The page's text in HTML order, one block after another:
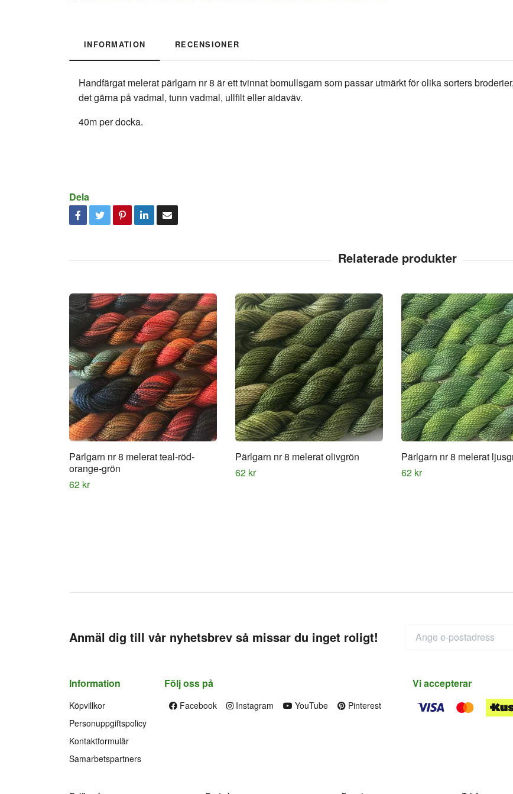
INFORMATION RECENSIONER
Handfärgat melerat pärlgarn nr 8 är ett tvinnat bomullsgarn som passar utmärkt för olika sorters
det gärna på vadmal, tunn vadmal, ullfilt eller aidaväv.
40m per docka.
Dela
Pärlgarn nr 8 melerat teal-röd-
orange-grön
62 kr
Pärlgarn nr 8 melerat olivgrön
62 kr
Pärlgarn nr 8 melerat
62 kr
Anmäl dig till vår nyhetsbrev så missar du inget roligt!
Information
Köpvillkor
Personuppgiftspolicy
Kontaktformulär
Samarbetspartners
Följ oss på
Facebook Instagram YouTube Pinterest
Vi accepterar